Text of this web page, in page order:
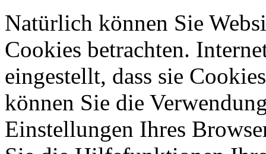
Natürlich können Sie
Cookies betrachten.
eingestellt, dass sie
können Sie die
Einstellungen Ihres